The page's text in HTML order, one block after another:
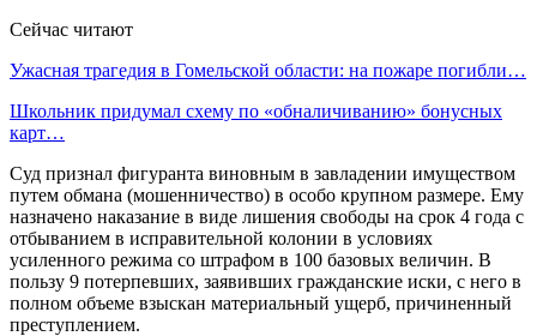
Сейчас читают
Ужасная трагедия в Гомельской области: на пожаре погибли…
Школьник придумал схему по «обналичиванию» бонусных
карт…
Суд признал фигуранта виновным в завладении имуществом
путем обмана (мошенничество) в особо крупном размере. Ему
назначено наказание в виде лишения свободы на срок 4 года с
отбыванием в исправительной колонии в условиях
усиленного режима со штрафом в 100 базовых величин. В
пользу 9 потерпевших, заявивших гражданские иски, с него в
полном объеме взыскан материальный ущерб, причиненный
преступлением.